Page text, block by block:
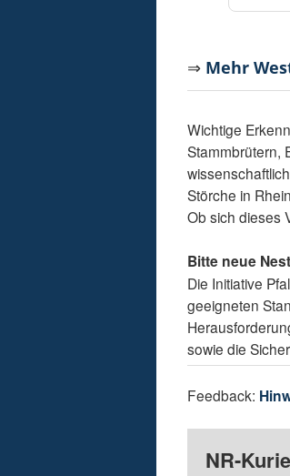
⇒ Mehr
Wichtige
Stammbrütern,
Störche in
Ob sich dieses
Bitte neue
Die Initiative
geeigneten
sowie die
Feedback:
NR-